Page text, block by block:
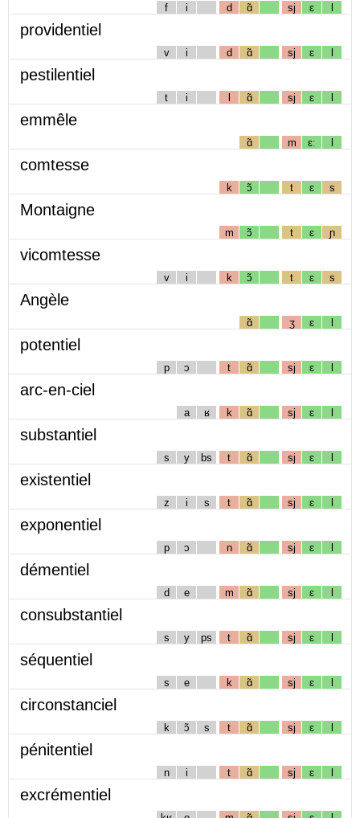
f i d ɑ̃ sj ɛ l
providentiel
v i d ɑ̃ sj ɛ l
pestilentiel
t i l ɑ̃ sj ɛ l
emmêle
ɑ̃ m ɛː l
comtesse
k ɔ̃ t ɛ s
Montaigne
m ɔ̃ t ɛ ɲ
vicomtesse
v i k ɔ̃ t ɛ s
Angèle
ɑ̃ ʒ ɛ l
potentiel
p ɔ t ɑ̃ sj ɛ l
arc-en-ciel
a ʁ k ɑ̃ sj ɛ l
substantiel
s y bs t ɑ̃ sj ɛ l
existentiel
z i s t ɑ̃ sj ɛ l
exponentiel
p ɔ n ɑ̃ sj ɛ l
démentiel
d e m ɑ̃ sj ɛ l
consubstantiel
s y ps t ɑ̃ sj ɛ l
séquentiel
s e k ɑ̃ sj ɛ l
circonstanciel
k ɔ̃ s t ɑ̃ sj ɛ l
pénitentiel
n i t ɑ̃ sj ɛ l
excrémentiel